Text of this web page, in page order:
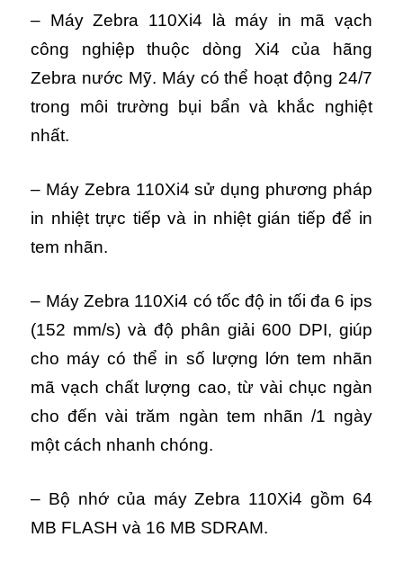
– Máy Zebra 110Xi4 là máy in mã vạch
công nghiệp thuộc dòng Xi4 của hãng
Zebra nước Mỹ. Máy có thể hoạt động 24/7
trong môi trường bụi bẩn và khắc nghiệt
nhất.
– Máy Zebra 110Xi4 sử dụng phương pháp
in nhiệt trực tiếp và in nhiệt gián tiếp để in
tem nhãn.
– Máy Zebra 110Xi4 có tốc độ in tối đa 6 ips
(152 mm/s) và độ phân giải 600 DPI, giúp
cho máy có thể in số lượng lớn tem nhãn
mã vạch chất lượng cao, từ vài chục ngàn
cho đến vài trăm ngàn tem nhãn /1 ngày
một cách nhanh chóng.
– Bộ nhớ của máy Zebra 110Xi4 gồm 64
MB FLASH và 16 MB SDRAM.